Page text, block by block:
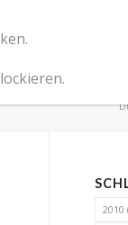
SOM
2010